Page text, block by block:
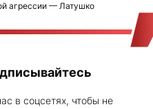
агрессии — Латушко
в соцсетях, чтобы не